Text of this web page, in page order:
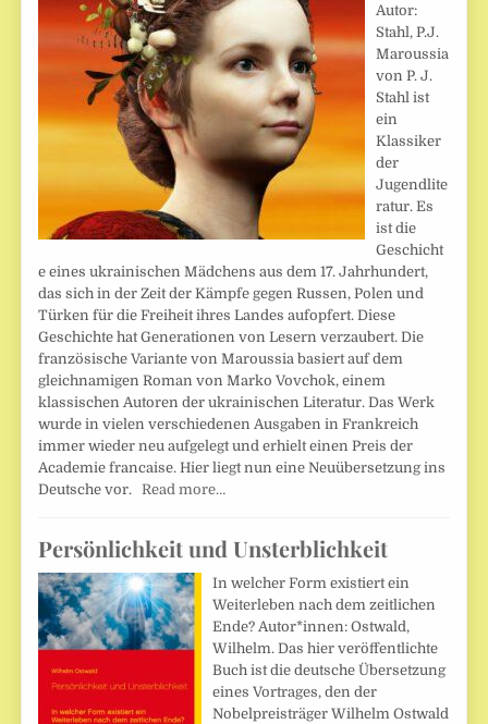
Autor:
Stahl, P.J.
Maroussia
von P. J.
Stahl ist
ein
Klassiker
der
Jugendlite
ratur. Es
ist die
Geschicht
e eines ukrainischen Mädchens aus dem 17. Jahrhundert,
das sich in der Zeit der Kämpfe gegen Russen, Polen und
Türken für die Freiheit ihres Landes aufopfert. Diese
Geschichte hat Generationen von Lesern verzaubert. Die
französische Variante von Maroussia basiert auf dem
gleichnamigen Roman von Marko Vovchok, einem
klassischen Autoren der ukrainischen Literatur. Das Werk
wurde in vielen verschiedenen Ausgaben in Frankreich
immer wieder neu aufgelegt und erhielt einen Preis der
Academie francaise. Hier liegt nun eine Neuübersetzung ins
Deutsche vor. Read more…
Persönlichkeit und Unsterblichkeit
In welcher Form existiert ein
Weiterleben nach dem zeitlichen
Ende? Autor*innen: Ostwald,
Wilhelm. Das hier veröffentlichte
Buch ist die deutsche Übersetzung
eines Vortrages, den der
Nobelpreisträger Wilhelm Ostwald